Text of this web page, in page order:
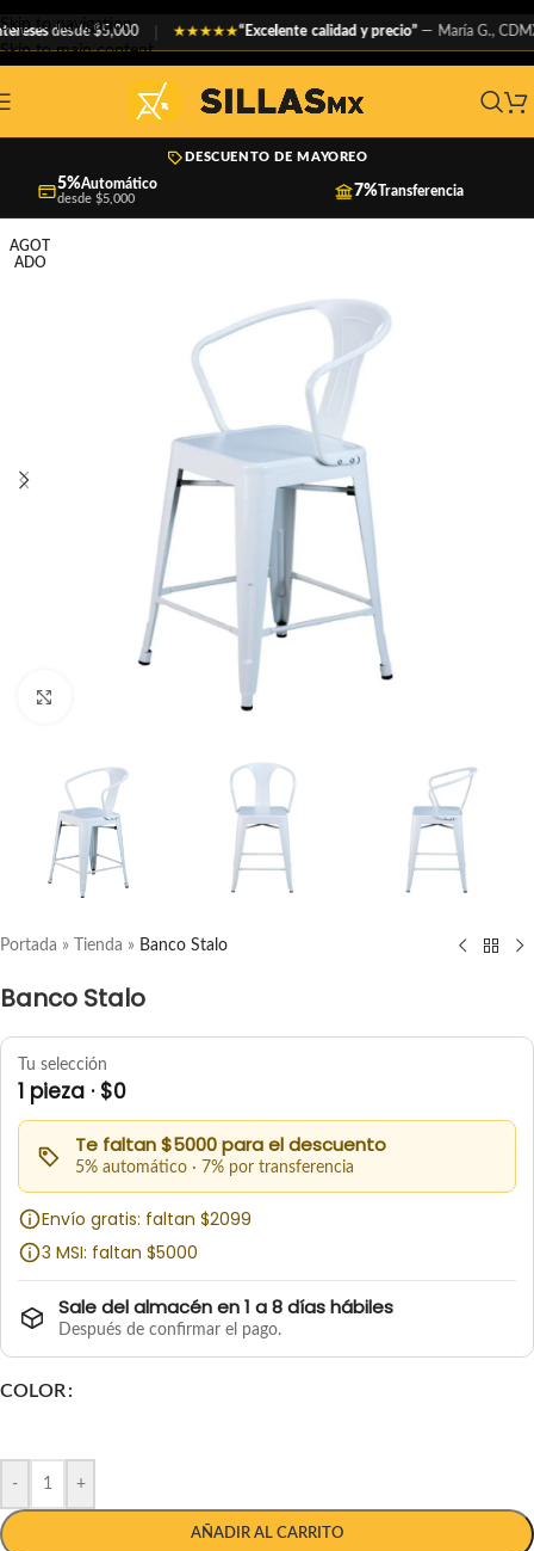
Skip to navigation
Skip to main content
desde $5,000 ★★★★★“Excelente calidad y precio” — María G., CDMX
DESCUENTO DE MAYOREO
5%Automático
desde $5,000
7%Transferencia
AGOT
ADO
Portada » Tienda » Banco Stalo
Banco Stalo
Tu selección
1 pieza · $0
Te faltan $5000 para el descuento
5% automático · 7% por transferencia
Envío gratis: faltan $2099
3 MSI: faltan $5000
Sale del almacén en 1 a 8 días hábiles
Después de confirmar el pago.
COLOR
- +
AÑADIR AL CARRITO